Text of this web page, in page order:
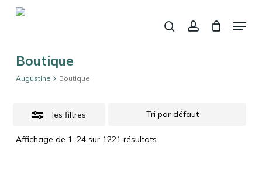
Skip
content
recherche
accountMenu
Boutique
Augustine Boutique
les filtres
Affichage de 1–24 sur 1221 résultats
Close